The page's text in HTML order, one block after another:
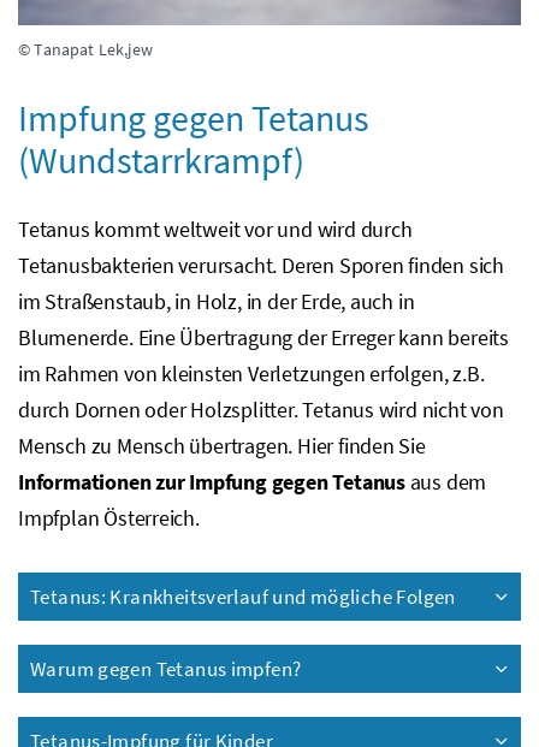
© Tanapat Lek,jew
Impfung gegen Tetanus
(Wundstarrkrampf)
Tetanus kommt weltweit vor und wird durch
Tetanusbakterien verursacht. Deren Sporen finden sich
im Straßenstaub, in Holz, in der Erde, auch in
Blumenerde. Eine Übertragung der Erreger kann bereits
im Rahmen von kleinsten Verletzungen erfolgen,z.B.
durch Dornen oder Holzsplitter. Tetanus wird nicht von
Mensch zu Mensch übertragen. Hier finden Sie
Informationen zur Impfung gegen Tetanusaus dem
Impfplan Österreich.
Tetanus: Krankheitsverlauf und mögliche Folgen
Warum gegen Tetanus impfen?
Tetanus-Impfung für Kinder